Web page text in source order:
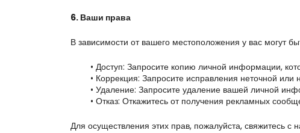
6. Ваши права
В зависимости от вашего местоположения у вас
Доступ: Запросите копию личной информации,
Коррекция: Запросите исправления неточной
Удаление: Запросите удаление вашей личной
Отказ: Откажитесь от получения рекламных
Для осуществления этих прав, пожалуйста,